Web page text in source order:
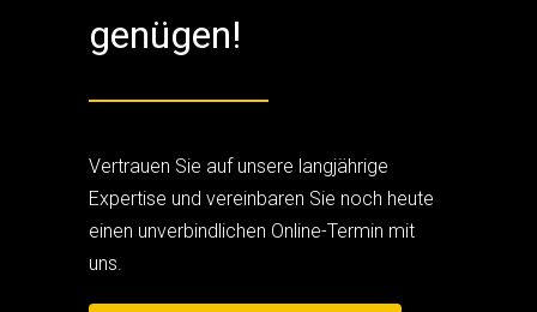
genügen!
Vertrauen Sie auf unsere langjährige
Expertise und vereinbaren Sie noch heute
einen unverbindlichen Online-Termin mit
uns.